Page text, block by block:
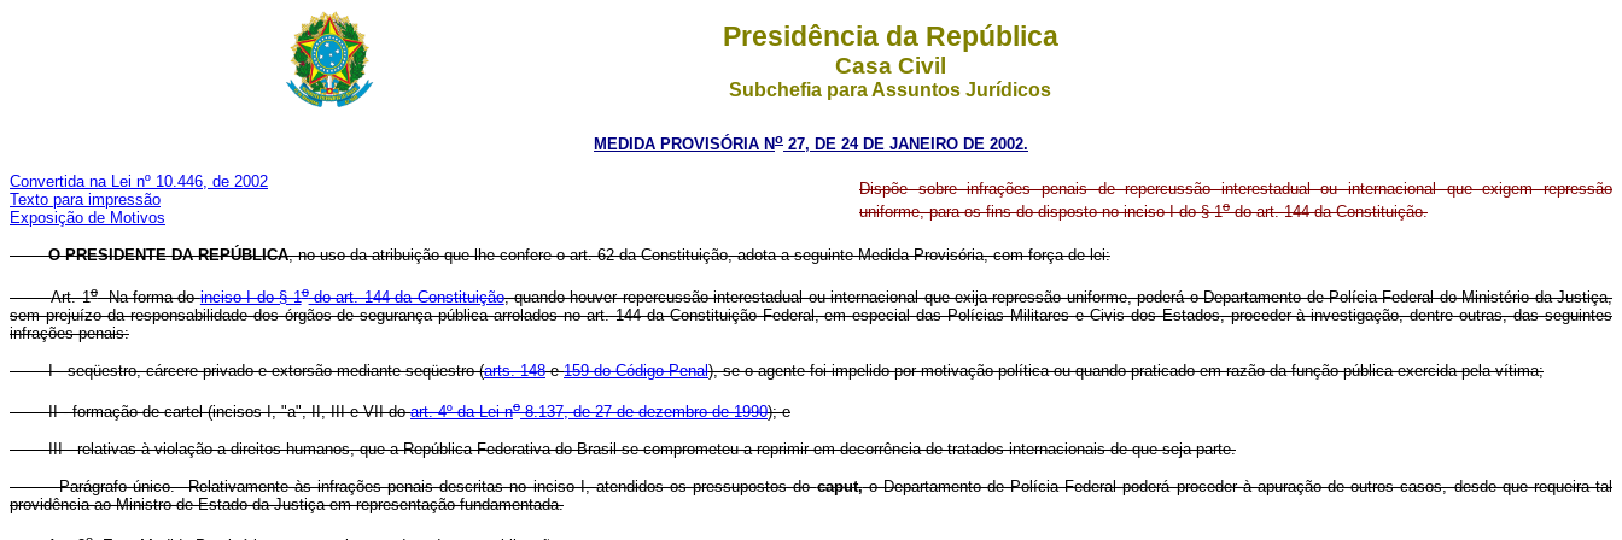
Presidência da República
Casa Civil
Subchefia para Assuntos Jurídicos
MEDIDA PROVISÓRIA No 27, DE 24 DE JANEIRO DE 2002.
Convertida na Lei nº 10.446, de 2002
Texto para impressão
Exposição de Motivos
Dispõe sobre infrações penais de repercussão interestadual ou internacional que exigem repressão
uniforme, para os fins do disposto no inciso I do § 1odo art. 144 da Constituição.
O PRESIDENTE DA REPÚBLICA, no uso da atribuição que lhe confere o art. 62 da Constituição, adota a seguinte Medida Provisória, com força de lei:
Art. 1oNa forma doinciso I do § 1odo art. 144 da Constituição, quando houver repercussão interestadual ou internacional que exija repressão uniforme, poderá o Departamento de Polícia Federal do Ministério da Justiça,
sem prejuízo da responsabilidade dos órgãos de segurança pública arrolados no art. 144 da Constituição Federal, em especial das Polícias Militares e Civis dos Estados, proceder à investigação, dentre outras, das seguintes
infrações penais:
I - seqüestro, cárcere privado e extorsão mediante seqüestro (arts. 148e159 do Código Penal), se o agente foi impelido por motivação política ou quando praticado em razão da função pública exercida pela vítima;
II - formação de cartel (incisos I, "a", II, III e VII doart. 4º da Lei no8.137, de 27 de dezembro de 1990); e
III - relativas à violação a direitos humanos, que a República Federativa do Brasil se comprometeu a reprimir em decorrência de tratados internacionais de que seja parte.
Parágrafo único. Relativamente às infrações penais descritas no inciso I, atendidos os pressupostos docaput,o Departamento de Polícia Federal poderá proceder à apuração de outros casos, desde que requeira tal
providência ao Ministro de Estado da Justiça em representação fundamentada.